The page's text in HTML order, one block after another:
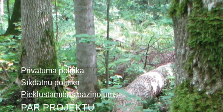
Privātuma politika
Sīkdatņu politika
Piekļūstamības paziņojums
PAR PROJEKTU